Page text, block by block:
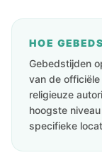
HOE
Gebedstijden
van de
religieuze
hoogste
specifieke